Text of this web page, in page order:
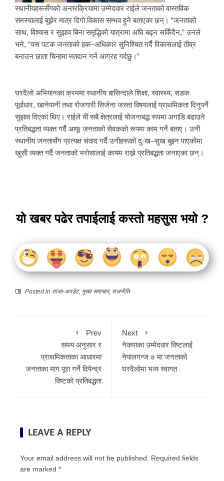
स्थानीयहरूसँगको अन्तरक्रियामा उम्मेदवार राईले जनताको वास्तविक
समस्यालाई बुझेर मात्र दिगो विकास सम्भव हुने बताएका छन्। “जनताको
साथ, विश्वास र सुझाव बिना समृद्धिको यात्रामा अघि बढ्न सकिँदैन,” उनले
भने, “यस पटक जनताको हक–अधिकार सुनिश्चित गर्दै विकासलाई तीव्र
बनाउन छाता चिन्हमा मतदान गर्न आग्रह गर्दछु।”
घरदैलो अभियानका क्रममा स्थानीय बासिन्दाले शिक्षा, स्वास्थ्य, सडक
पूर्वाधार, खानेपानी तथा रोजगारी सिर्जना जस्ता विषयलाई प्राथमिकता दिनुपर्ने
सुझाव दिएका थिए। राईले यी सबै क्षेत्रलाई योजनाबद्ध रूपमा अगाडि बढाउने
प्रतिबद्धता व्यक्त गर्दै आफू जनताको सेवकको रूपमा काम गर्ने बताए। उनी
स्थानीय जनतासँग प्रत्यक्ष संवाद गर्दै उनीहरूको दुःख–सुख बुझ्न पाएकोमा
खुसी व्यक्त गर्दै जनताको भरोसालाई कायम राख्ने प्रतिबद्धता जनाएका छन्।
यो खबर पढेर तपाईलाई कस्तो महसुस भयो ?
Posted in ताजा-अपडेट, मुख्य समाचार, राजनीति
Prev
समय अनुसार र
प्राथमिकताका आधारमा
जनताका माग पूरा गर्ने दिपेन्द्र
विष्टको प्रतिवद्धता
Next
नेकपाका उम्मेदवार विष्टलाई
नेपालगन्ज ७ मा जनताको
घरदैलोमा भव्य स्वागत
LEAVE A REPLY
Your email address will not be published.
Required fields
are marked *